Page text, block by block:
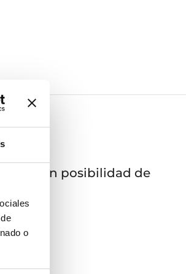
o
con posibilidad de